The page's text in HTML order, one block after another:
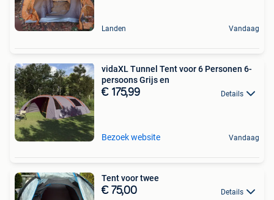
Landen Vandaag
vidaXL Tunnel Tent voor 6 Personen 6-
persoons Grijs en
€ 175,99 Details
Bezoek website Vandaag
Tent voor twee
€ 75,00 Details